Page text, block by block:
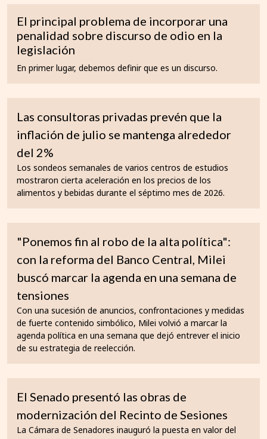
El principal problema de incorporar una
penalidad sobre discurso de odio en la
legislación
En primer lugar, debemos definir que es un discurso.
Las consultoras privadas prevén que la
inflación de julio se mantenga alrededor
del 2%
Los sondeos semanales de varios centros de estudios
mostraron cierta aceleración en los precios de los
alimentos y bebidas durante el séptimo mes de 2026.
"Ponemos fin al robo de la alta política":
con la reforma del Banco Central, Milei
buscó marcar la agenda en una semana de
tensiones
Con una sucesión de anuncios, confrontaciones y medidas
de fuerte contenido simbólico, Milei volvió a marcar la
agenda política en una semana que dejó entrever el inicio
de su estrategia de reelección.
El Senado presentó las obras de
modernización del Recinto de Sesiones
La Cámara de Senadores inauguró la puesta en valor del